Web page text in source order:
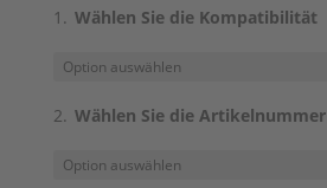
Wählen Sie die Kompatibilität
Wählen Sie die Artikelnummer